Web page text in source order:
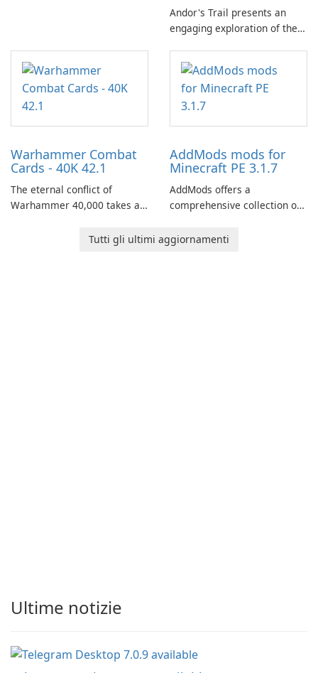
Andor's Trail presents an
engaging exploration of the
centered around the pursuit
of your brother, Andor,
through a quest-driven
narrative inspired by classic
Warhammer Combat
Cards - 40K 42.1
The eternal conflict of
Warhammer 40,000 takes a
Combat Cards - 40K, a card
AddMods mods for
Minecraft PE 3.1.7
AddMods offers a
comprehensive collection of
allowing you to enhance your
Tutti gli ultimi aggiornamenti
Ultime notizie